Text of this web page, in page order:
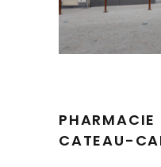
PHARMACIE
CATEAU-